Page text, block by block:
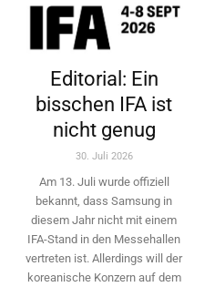
Editorial: Ein
bisschen IFA ist
nicht genug
30. Juli 2026
Am 13. Juli wurde offiziell
bekannt, dass Samsung in
diesem Jahr nicht mit einem
IFA-Stand in den Messehallen
vertreten ist. Allerdings will ­der
koreanische Konzern auf dem